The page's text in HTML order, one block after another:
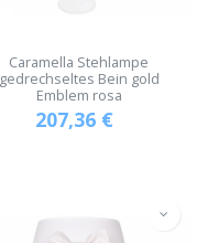
Caramella Stehlampe
gedrechseltes Bein gold
Emblem rosa
207,36 €